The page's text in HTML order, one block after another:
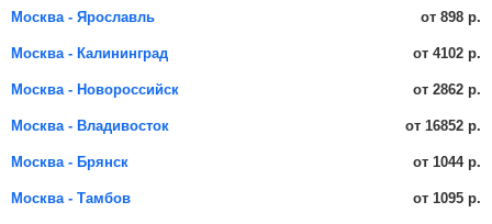
Москва - Ярославль от 898 р.
Москва - Калининград от 4102 р.
Москва - Новороссийск от 2862 р.
Москва - Владивосток от 16852 р.
Москва - Брянск от 1044 р.
Москва - Тамбов от 1095 р.